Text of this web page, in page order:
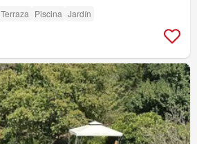
Terraza Piscina Jardín